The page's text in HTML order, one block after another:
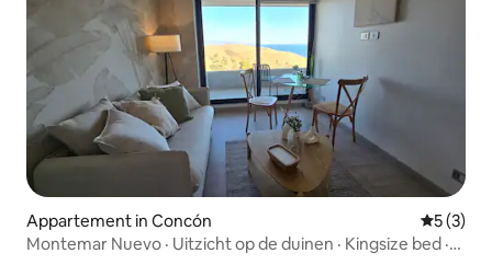
Appartement in Concón
5 (3)
Montemar Nuevo · Uitzicht op de duinen · Kingsize bed ·